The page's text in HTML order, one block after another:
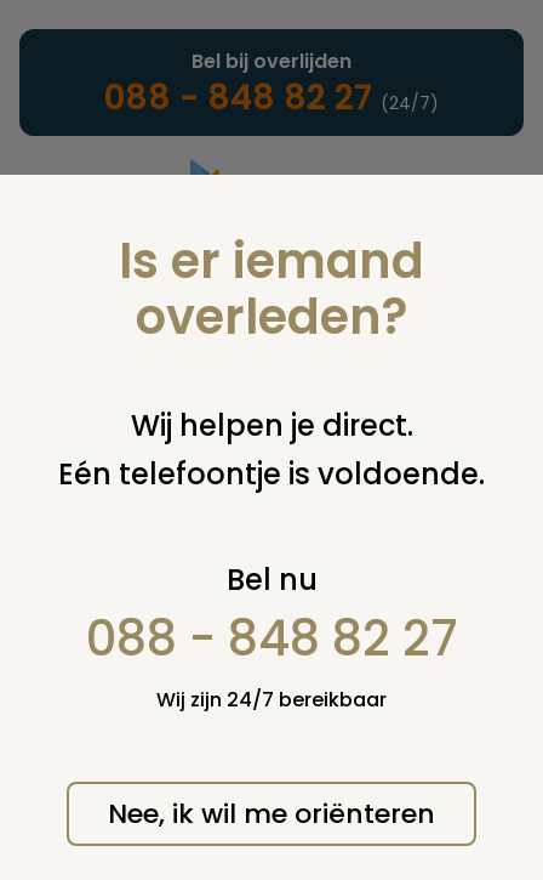
Landelijke uitvaartonderneming
Bel bij overlijden
088 - 848 82 27 (24/7)
U bent hier: home nieuws & agenda nieuws
Nieuws JANUARI 2016
VRIJDAG 29 JANUARI 2016
uitvaart in Almere
Is er iemand
overleden?
Wij helpen je direct.
Eén telefoontje is voldoende.
Bel nu
088 - 848 82 27
Wij zijn 24/7 bereikbaar
Nee, ik wil me oriënteren